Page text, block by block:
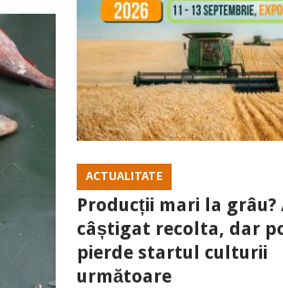
ACTUALITATE
Producții mari la grâu?
câștigat recolta, dar
pierde startul culturii
următoare